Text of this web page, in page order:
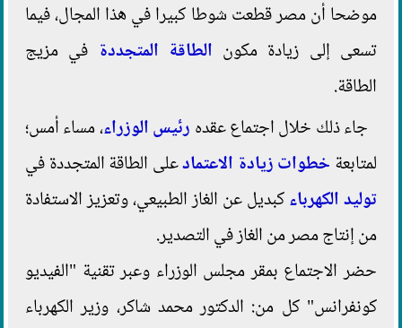
موضحا أن مصر قطعت شوطا كبيرا في هذا المجال، فيما
تسعى إلى زيادة مكون الطاقة المتجددة في مزيج
الطاقة.
جاء ذلك خلال اجتماع عقده رئيس الوزراء، مساء أمس؛
لمتابعة خطواتزيادة الاعتمادعلى الطاقة المتجددة في
توليد الكهرباءكبديل عن الغاز الطبيعي، وتعزيز الاستفادة
من إنتاج مصر من الغاز في التصدير.
حضر الاجتماع بمقر مجلس الوزراء وعبر تقنية "الفيديو
كونفرانس" كل من: الدكتور محمد شاكر، وزير الكهرباء